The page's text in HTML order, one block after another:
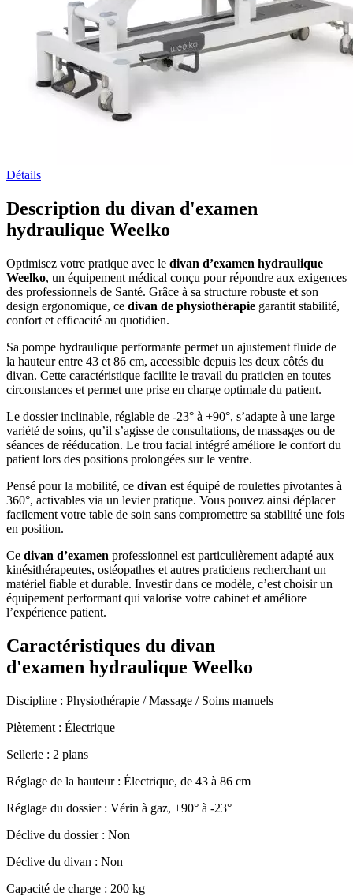
Détails
Description du divan d'examen
hydraulique Weelko
Optimisez votre pratique avec le divan d’examen hydraulique
Weelko, un équipement médical conçu pour répondre aux exigences
des professionnels de Santé. Grâce à sa structure robuste et son
design ergonomique, ce divan de physiothérapie garantit stabilité,
confort et efficacité au quotidien.
Sa pompe hydraulique performante permet un ajustement fluide de
la hauteur entre 43 et 86 cm, accessible depuis les deux côtés du
divan. Cette caractéristique facilite le travail du praticien en toutes
circonstances et permet une prise en charge optimale du patient.
Le dossier inclinable, réglable de -23° à +90°, s’adapte à une large
variété de soins, qu’il s’agisse de consultations, de massages ou de
séances de rééducation. Le trou facial intégré améliore le confort du
patient lors des positions prolongées sur le ventre.
Pensé pour la mobilité, ce divan est équipé de roulettes pivotantes à
360°, activables via un levier pratique. Vous pouvez ainsi déplacer
facilement votre table de soin sans compromettre sa stabilité une fois
en position.
Ce divan d’examen professionnel est particulièrement adapté aux
kinésithérapeutes, ostéopathes et autres praticiens recherchant un
matériel fiable et durable. Investir dans ce modèle, c’est choisir un
équipement performant qui valorise votre cabinet et améliore
l’expérience patient.
Caractéristiques du divan
d'examen hydraulique Weelko
Discipline : Physiothérapie / Massage / Soins manuels
Piètement : Électrique
Sellerie : 2 plans
Réglage de la hauteur : Électrique, de 43 à 86 cm
Réglage du dossier : Vérin à gaz, +90° à -23°
Déclive du dossier : Non
Déclive du divan : Non
Capacité de charge : 200 kg